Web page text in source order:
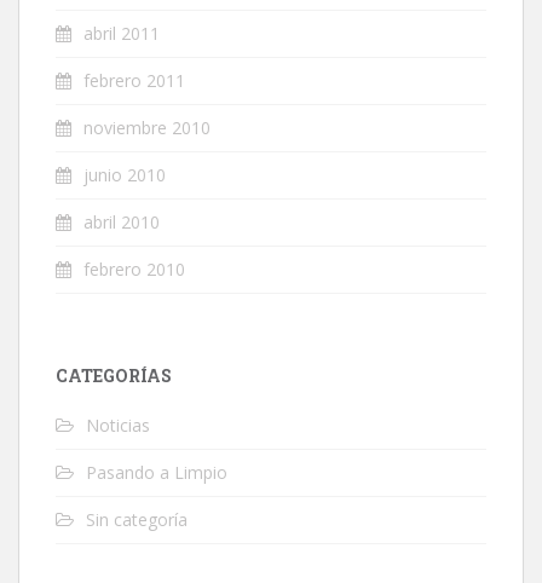
abril 2011
febrero 2011
noviembre 2010
junio 2010
abril 2010
febrero 2010
CATEGORÍAS
Noticias
Pasando a Limpio
Sin categoría